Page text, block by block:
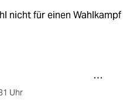
nicht für einen Wahlkampf
Uhr